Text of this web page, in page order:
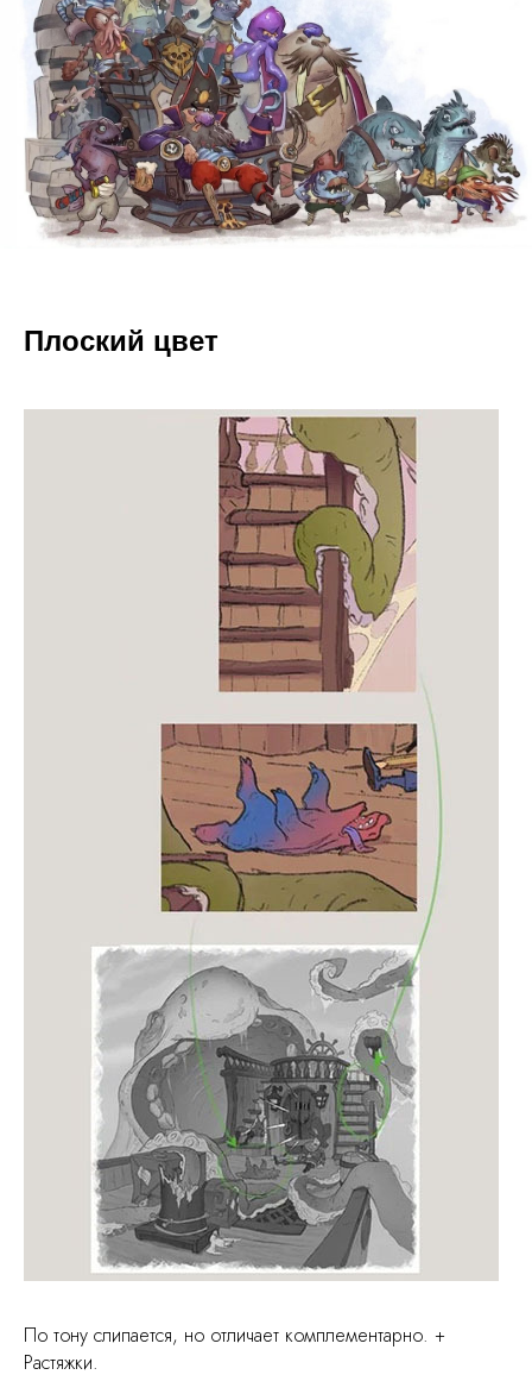
Плоский цвет
По тону слипается, но отличает комплементарно. +
Растяжки.